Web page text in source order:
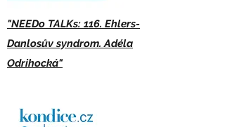
"NEEDo TALKs: 116. Ehlers-
Danlosův syndrom. Adéla
Odrihocká"